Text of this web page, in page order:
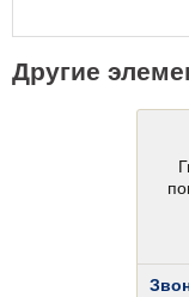
Другие